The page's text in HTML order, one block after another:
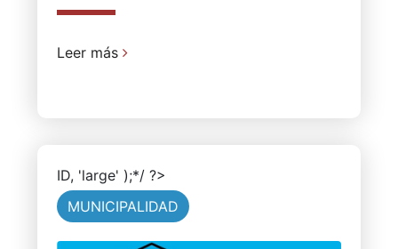
Leer más
ID, 'large' );*/ ?>
MUNICIPALIDAD